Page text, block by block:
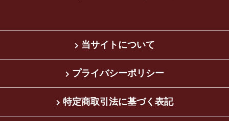
当サイトについて
プライバシーポリシー
特定商取引法に基づく表記